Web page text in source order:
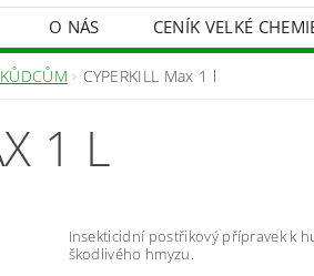
O NÁS CENÍK VELKÉ
OCHRANA VINNÉ
POTŘEBY
CYPERKILL Max 1 l
1 L
Insekticidní postřikový přípravek k
škodlivého hmyzu.